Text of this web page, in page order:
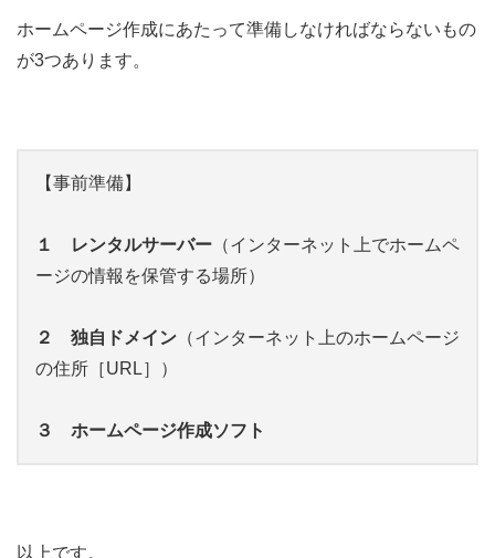
ホームページ作成にあたって準備しなければならないもの
が3つあります。
【事前準備】
１ レンタルサーバー （インターネット上でホームペ
ージの情報を保管する場所）
２ 独自ドメイン （インターネット上のホームページ
の住所［URL］）
３ ホームページ作成ソフト
以上です。